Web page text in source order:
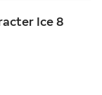
Ice 8